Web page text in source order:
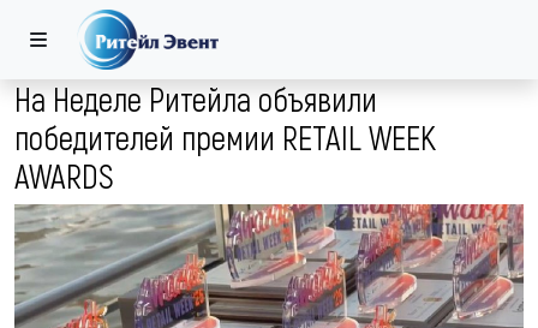
На Неделе Ритейла объявили
победителей премии RETAIL WEEK
AWARDS